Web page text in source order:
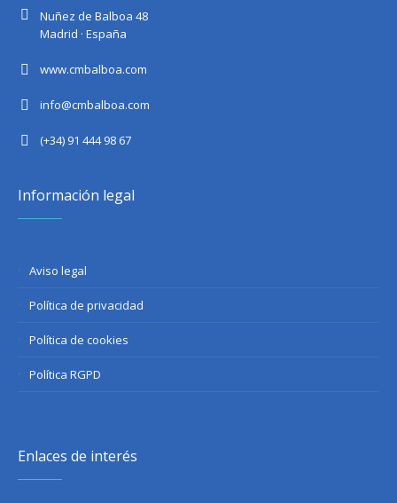
Nuñez de Balboa 48
Madrid · España
www.cmbalboa.com
info@cmbalboa.com
(+34) 91 444 98 67
Información legal
Aviso legal
Política de privacidad
Política de cookies
Política RGPD
Enlaces de interés